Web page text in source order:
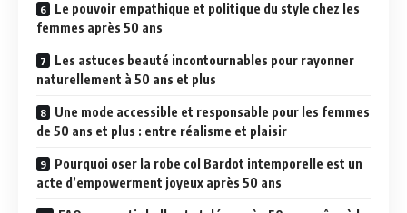
Le pouvoir empathique et politique du style chez les
femmes après 50 ans
Les astuces beauté incontournables pour rayonner
naturellement à 50 ans et plus
Une mode accessible et responsable pour les femmes
de 50 ans et plus : entre réalisme et plaisir
Pourquoi oser la robe col Bardot intemporelle est un
acte d’empowerment joyeux après 50 ans